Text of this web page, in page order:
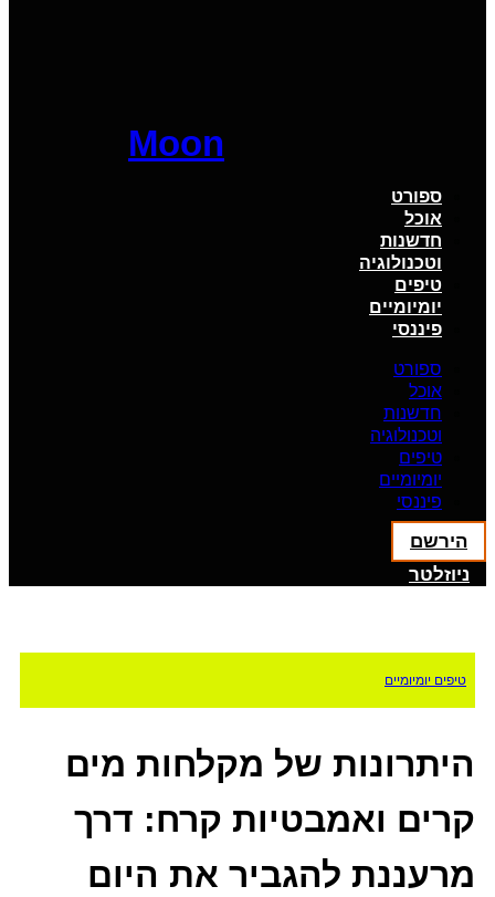
Moon
ספורט
אוכל
חדשנות
וטכנולוגיה
טיפים
יומיומיים
פיננסי
ספורט
אוכל
חדשנות
וטכנולוגיה
טיפים
יומיומיים
פיננסי
הירשם
ניוזלטר
טיפים יומיומיים
היתרונות של מקלחות מים
קרים ואמבטיות קרח: דרך
מרעננת להגביר את היום